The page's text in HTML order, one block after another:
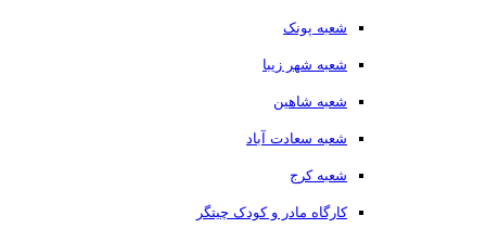
شعبه پونک
شعبه شهر زیبا
شعبه شاهین
شعبه سعادت آباد
شعبه کرج
کارگاه مادر و کودک چیتگر